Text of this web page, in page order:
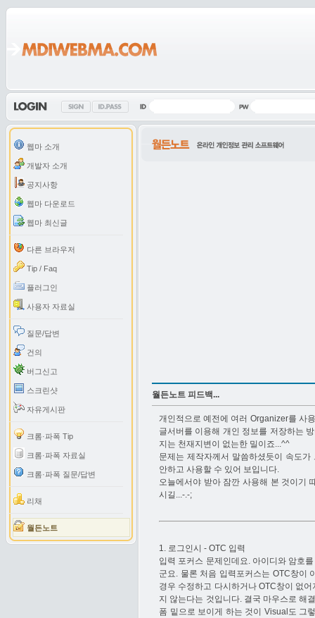
웹마 소개
개발자 소개
공지사항
웹마 다운로드
웹마 최신글
다른 브라우저
Tip / Faq
플러그인
사용자 자료실
질문/답변
건의
버그신고
스크린샷
자유게시판
크롬·파폭 Tip
크롬·파폭 자료실
크롬·파폭 질문/답변
리채
월든노트
월든노트 피드백...
개인적으로 예전에 여러 Organizer를 사
글서버를 이용해 개인 정보를 저장하는
지는 천재지변이 없는한 밀이죠...^^
문제는 제작자께서 말씀하셨듯이 속도
안하고 사용할 수 있어 보입니다.
오늘에서야 받아 잠깐 사용해 본 것이기
시길...-.-;
1. 로그인시 - OTC 입력
입력 포커스 문제인데요. 아이디와 암호
군요. 물론 처음 입력포커스는 OTC창이
경우 수정하고 다시하거나 OTC창이 없
지 않는다는 것입니다. 결국 마우스로 해
폼 밑으로 보이게 하는 것이 Visual도 그